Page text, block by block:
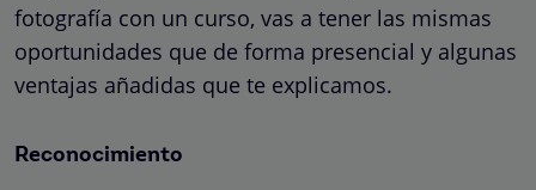
fotografía con un curso, vas a tener las mismas
oportunidades que de forma presencial y algunas
ventajas añadidas que te explicamos.
Reconocimiento